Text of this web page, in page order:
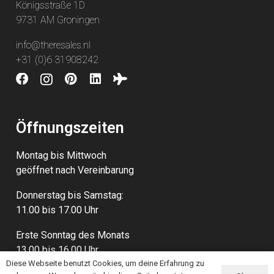
Königsstraße 1D
9731 AM Groningen
info@theresales.nl
+31 (0)6 31908242
Öffnungszeiten
Montag bis Mittwoch
geöffnet nach Vereinbarung
Donnerstag bis Samstag:
11.00 bis 17.00 Uhr
Erste Sonntag des Monats
13.00 bis 16.00 Uhr
Diese Webseite benutzt Cookies, um deine Erfahrung zu